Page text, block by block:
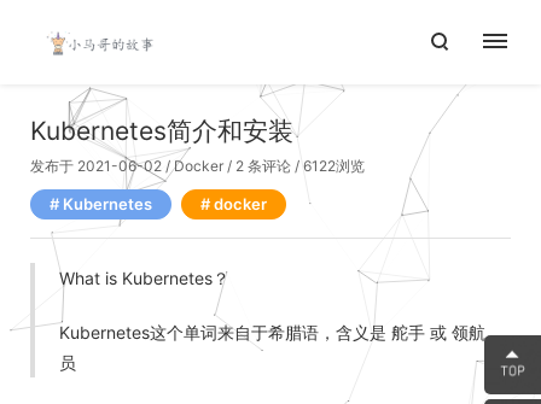
Kubernetes简介和安装
发布于 2021-06-02 /Docker / 2 条评论 / 6122浏览
Kubernetes docker
What is Kubernetes？
Kubernetes这个单词来自于希腊语，含义是 舵手 或 领航
员